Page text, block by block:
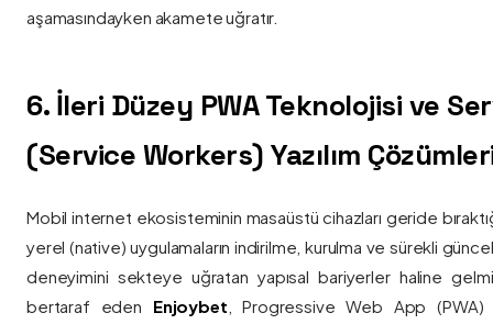
aşamasındayken akamete uğratır.
6. İleri Düzey PWA Teknolojisi ve
(Service Workers) Yazılım
Mobil internet ekosisteminin masaüstü cihazları geride
yerel (native) uygulamaların indirilme, kurulma ve sürekli
deneyimini sekteye uğratan yapısal bariyerler haline
bertaraf eden Enjoybet , Progressive Web App (PWA)